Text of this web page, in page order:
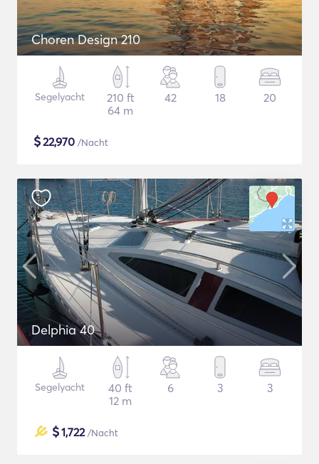
Choren Design 210
Segelyacht
210 ft
64 m
42 18 20
$22,970 /Nacht
Delphia 40
Segelyacht
40 ft
12 m
6 3 3
$1,722/Nacht